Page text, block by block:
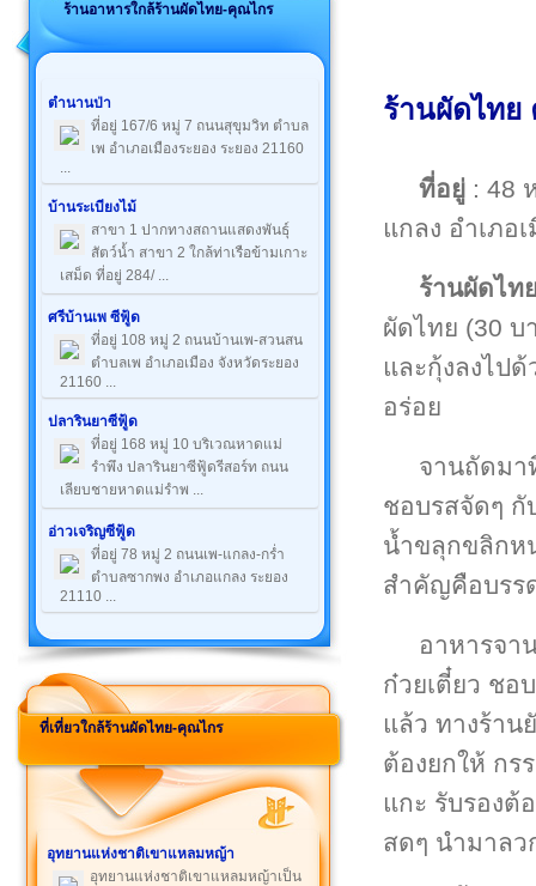
ร้านอาหารใกล้ร้านผัดไทย-คุณไกร
ตำนานป่า
ที่อยู่ 167/6 หมู่ 7 ถนนสุขุมวิท ตำบล
เพ อำเภอเมืองระยอง ระยอง 21160
...
บ้านระเบียงไม้
สาขา 1 ปากทางสถานแสดงพันธุ์
สัตว์น้ำ สาขา 2 ใกล้ท่าเรือข้ามเกาะ
เสม็ด ที่อยู่ 284/ ...
ศรีบ้านเพ ซีฟู้ด
ที่อยู่ 108 หมู่ 2 ถนนบ้านเพ-สวนสน
ตำบลเพ อำเภอเมือง จังหวัดระยอง
21160 ...
ปลารินยาซีฟู้ด
ที่อยู่ 168 หมู่ 10 บริเวณหาดแม่
รำพึง ปลารินยาซีฟู้ดรีสอร์ท ถนน
เลียบชายหาดแม่รำพ ...
อ่าวเจริญซีฟู้ด
ที่อยู่ 78 หมู่ 2 ถนนเพ-แกลง-กร่ำ
ตำบลซากพง อำเภอแกลง ระยอง
21110 ...
ที่เที่ยวใกล้ร้านผัดไทย-คุณไกร
อุทยานแห่งชาติเขาแหลมหญ้า
อุทยานแห่งชาติเขาแหลมหญ้าเป็น
ร้านผัดไทย
ที่อยู่ : 48
แกลง อำเภอ
ร้านผัดไท
ผัดไทย (30 บ
และกุ้งลงไป
อร่อย
จานถัดมา
ชอบรสจัดๆ กั
น้ำขลุกขลิกห
สำคัญคือบรร
อาหารจา
ก๋วยเตี๋ยว ชอ
แล้ว ทางร้าน
ต้องยกให้ กร
แกะ รับรองต้
สดๆ นำมาล